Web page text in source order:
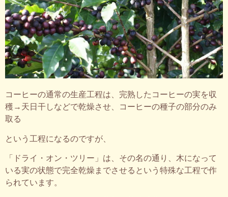
コーヒーの通常の生産工程は、完熟したコーヒーの実を収
穫→天日干しなどで乾燥させ、コーヒーの種子の部分のみ
取る
という工程になるのですが、
「ドライ・オン・ツリー」は、その名の通り、木になって
いる実の状態で完全乾燥までさせるという特殊な工程で作
られています。